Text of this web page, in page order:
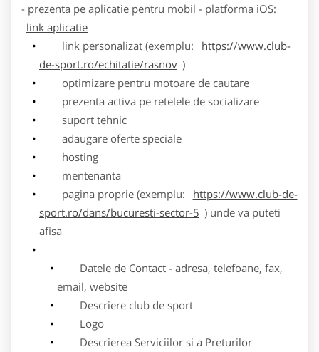
- prezenta pe aplicatie pentru mobil - platforma iOS:
link aplicatie
link personalizat (exemplu:
https://www.club-
de-sport.ro/echitatie/rasnov )
optimizare pentru motoare de cautare
prezenta activa pe retelele de socializare
suport tehnic
adaugare oferte speciale
hosting
mentenanta
pagina proprie (exemplu:
https://www.club-de-
sport.ro/dans/bucuresti-sector-5 ) unde va puteti
afisa
Datele de Contact - adresa, telefoane, fax,
email, website
Descriere club de sport
Logo
Descrierea Serviciilor si a Preturilor